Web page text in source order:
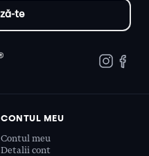
CONTUL MEU
Contul meu
Detalii cont